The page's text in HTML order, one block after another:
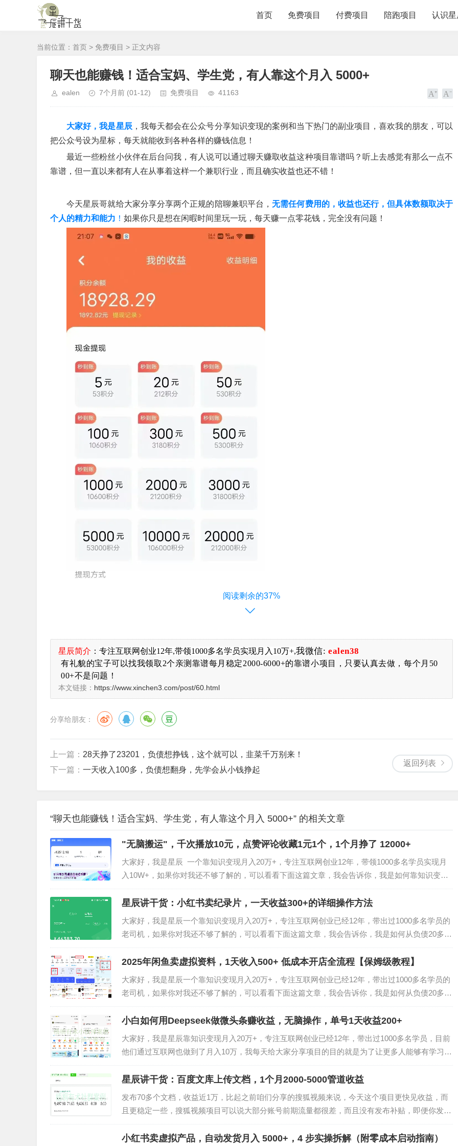
首页 免费项目 付费项目 陪跑项目 认识星
当前位置： 首页 > 免费项目 > 正文内容
聊天也能赚钱！适合宝妈、学生党，有人靠这个月入 5000+
ealen 7个月前 (01-12) 免费项目 41163
大家好，我是星辰 ，我每天都会在公众号分享知识变现的案例和当下热门的副业项目，喜欢我的朋友，可以
把公众号设为星标，每天就能收到各种各样的赚钱信息！
最近一些粉丝小伙伴在后台问我，有人说可以通过聊天赚取收益这种项目靠谱吗？听上去感觉有那么一点不
靠谱，但一直以来都有人在从事着这样一个兼职行业，而且确实收益也还不错！
今天星辰哥就给大家分享分享两个正规的陪聊兼职平台，无需任何费用的，收益也还行，但具体数额取决于
个人的精力和能力 ！ 如果你只是想在闲暇时间里玩一玩，每天赚一点零花钱，完全没有问题！
一、项目逻辑
简单的说就是去软件里打字聊天，语音聊天，视频聊天。聊天软件通常是男性需要支付费用，而女性则免
费。不管是文字、语音还是视频聊天，都有相应的收入，如果是男性想要参与这个项目，就需要找一个女性朋友
帮助你通过真人认证后进行操作。
二、项目实操
1、下载应用并注册账号
给大家推荐两个平台： 他趣与心遇，在手机应用商店搜索下载。
下载完成以后我们根据平台提示完成注册，性别选择“女”性，找一张自已的照片，设置自已的头像和昵称，
阅读剩余的37%
星辰简介 ： 专注互联网创业12年,带领1000多名学员实现月入10万+,我微信: ealen38
有礼貌的宝子可以找我领取2个亲测靠谱每月稳定2000-6000+的靠谱小项目，只要认真去做，每个月50
00+不是问题！
本文链接： https://www.xinchen3.com/post/60.html
分享给朋友：
返回列表
上一篇： 28天挣了23201，负债想挣钱，这个就可以，韭菜千万别来！
下一篇： 一天收入100多，负债想翻身，先学会从小钱挣起
“聊天也能赚钱！适合宝妈、学生党，有人靠这个月入 5000+” 的相关文章
"无脑搬运"，千次播放10元，点赞评论收藏1元1个，1个月挣了 12000+
大家好，我是星辰 一个靠知识变现月入20万+，专注互联网创业12年，带领1000多名学员实现月
入10W+，如果你对我还不够了解的，可以看看下面这篇文章，我会告诉你，我是如何靠知识变现
成功翻身上岸的！做知识变现3年，7个月还清200万负债，赚钱的方法很重要！老粉都知道，我平
时就爱拆解这些能...
星辰讲干货：小红书卖纪录片，一天收益300+的详细操作方法
大家好，我是星辰一个靠知识变现月入20万+，专注互联网创业已经12年，带出过1000多名学员的
老司机，如果你对我还不够了解的，可以看看下面这篇文章，我会告诉你，我是如何从负债20多
万，后来，靠知识变现成功翻身上岸的！做知识变现3年，7个月还清200万负债，赚钱的方法很重
要！今天给大家分享一个普通人也...
2025年闲鱼卖虚拟资料，1天收入500+ 低成本开店全流程【保姆级教程】
大家好，我是星辰一个靠知识变现月入20万+，专注互联网创业已经12年，带出过1000多名学员的
老司机，如果你对我还不够了解的，可以看看下面这篇文章，我会告诉你，我是如何从负债20多
万，后来，靠知识变现成功翻身上岸的！做知识变现3年，7个月还清200万负债，赚钱的方法很重
要！今天给大家分享如何通过闲鱼...
小白如何用Deepseek做微头条赚收益，无脑操作，单号1天收益200+
大家好，我是星辰靠知识变现月入20万+，专注互联网创业已经12年，带出过1000多名学员，目前
他们通过互联网也做到了月入10万，我每天给大家分享项目的目的就是为了让更多人能够有学习的
机会。都在挣钱！每周分享2-3个靠谱项目，这里是梧桐有术社群今天给大家分享如何用Deepseek
写微头条赚收益，简直是...
星辰讲干货：百度文库上传文档，1个月2000-5000管道收益
发布70多个文档，收益近1万，比起之前咱们分享的搜狐视频来说，今天这个项目更快见收益，而
且更稳定一些，搜狐视频项目可以说大部分账号前期流量都很差，而且没有发布补贴，即便你发布
了1000个视频，平台也不会给你任何补偿。但是，今天这个百度文库的项目就不一样了，只要你去
做，每个月还有固定工资（发布数量补贴...
小红书卖虚拟产品，自动发货月入 5000+，4 步实操拆解（附零成本启动指南）